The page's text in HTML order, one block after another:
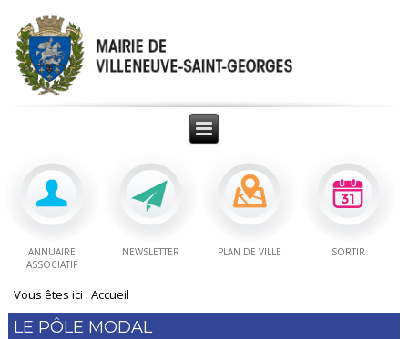
ANNUAIRE
ASSOCIATIF
NEWSLETTER PLAN DE VILLE SORTIR
Vous êtes ici :Accueil
LE PÔLE MODAL